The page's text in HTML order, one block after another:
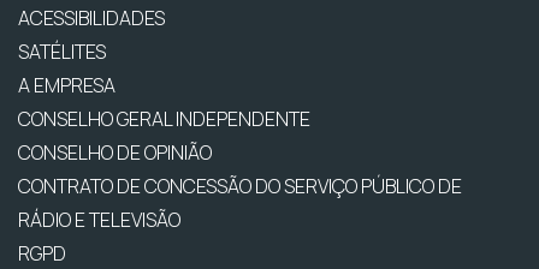
ACESSIBILIDADES
SATÉLITES
A EMPRESA
CONSELHO GERAL INDEPENDENTE
CONSELHO DE OPINIÃO
CONTRATO DE CONCESSÃO DO SERVIÇO PÚBLICO DE
RÁDIO E TELEVISÃO
RGPD